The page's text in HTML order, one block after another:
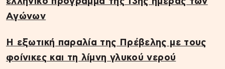
Αγώνων
Η εξωτική παραλία της Πρέβελης με τους
φοίνικες και τη λίμνη γλυκού νερού